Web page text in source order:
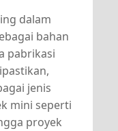
dalam
bahan
pabrikasi
jenis
mini seperti
proyek